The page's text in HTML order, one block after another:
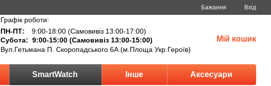
Бажання Вхід
Графік роботи:
ПН-ПТ:
9:00-18:00 (Самовивіз 13:00-17:00)
Субота: 9:00-15:00 (Самовивіз 13:00-15:00)
Вул.Гетьмана П. Скоропадського 6А (м.Площа Укр.Героїв)
Мій кошик
SmartWatch Інше Аксесуари